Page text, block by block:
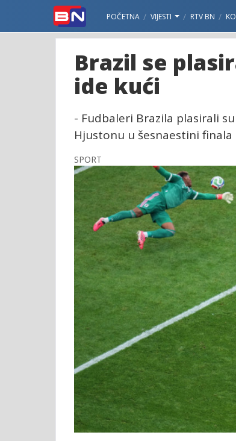
POČETNA VIJESTI RTV BN
Brazil se
ide kući
- Fudbaleri Brazila plasirali
Hjustonu u šesnaestini
SPORT